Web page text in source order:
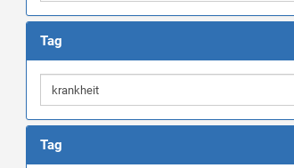
Tag
Tag